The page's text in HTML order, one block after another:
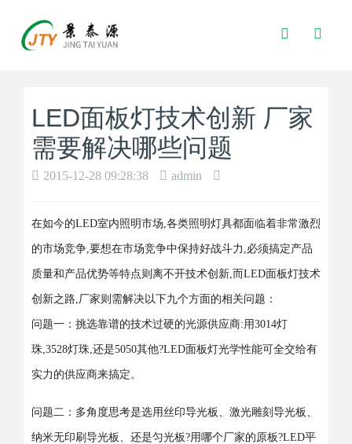
Toggle
Search
LED面板灯技术创新 厂家
需要解决哪些问题
2015-12-28 09:28:38 admin
在如今的LED室内照明市场,各类照明灯具都面临着非常激烈
的市场竞争,要想在市场竞争中保持好战斗力,必须搞定产品
质量和产品优势等特点则离不开技术创新,而LED面板灯技术
创新之路,厂家则需解决以下九个方面的相关问题：
问题一：挑选靠谱的技术过硬的光源供应商:用3014灯
珠,3528灯珠,还是5050其他?LED面板灯光学性能可全交给有
实力的供应商来搞定。
问题二：多角度思考是选用丝印导光板、激光雕刻导光板、
纳米无印刷导光板、还是匀光板?用哪个厂家的原板?LED平